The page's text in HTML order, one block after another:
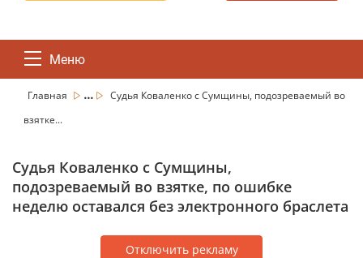
Меню
Главная ...
Судья Коваленко с Сумщины, подозреваемый во
взятке...
Судья Коваленко с Сумщины,
подозреваемый во взятке, по ошибке
неделю оставался без электронного браслета
Отключить рекламу